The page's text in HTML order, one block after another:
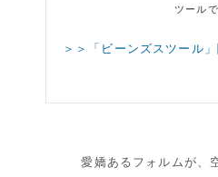
ツール
＞＞「ビーンズスツール
愛嬌あるフォルムが、